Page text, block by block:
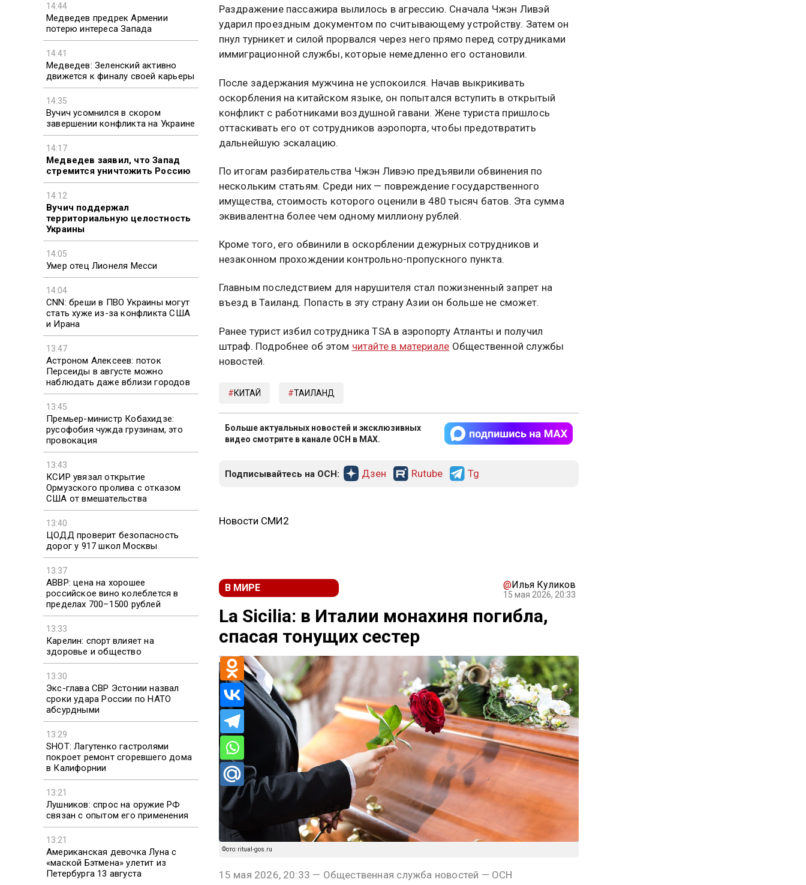
14:44
Медведев предрек Армении
потерю интереса Запада
14:41
Медведев: Зеленский активно
движется к финалу своей карьеры
14:35
Вучич усомнился в скором
завершении конфликта на Украине
14:17
Медведев заявил, что Запад
стремится уничтожить Россию
14:12
Вучич поддержал
территориальную целостность
Украины
14:05
Умер отец Лионеля Месси
14:04
CNN: бреши в ПВО Украины могут
стать хуже из-за конфликта США
и Ирана
13:47
Астроном Алексеев: поток
Персеиды в августе можно
наблюдать даже вблизи городов
13:45
Премьер-министр Кобахидзе:
русофобия чужда грузинам, это
провокация
13:43
КСИР увязал открытие
Ормузского пролива с отказом
США от вмешательства
13:40
ЦОДД проверит безопасность
дорог у 917 школ Москвы
13:37
АВВР: цена на хорошее
российское вино колеблется в
пределах 700–1500 рублей
13:33
Карелин: спорт влияет на
здоровье и общество
13:30
Экс-глава СВР Эстонии назвал
сроки удара России по НАТО
абсурдными
13:29
SHOT: Лагутенко гастролями
покроет ремонт сгоревшего дома
в Калифорнии
13:21
Лушников: спрос на оружие РФ
связан с опытом его применения
13:21
Американская девочка Луна с
«маской Бэтмена» улетит из
Петербурга 13 августа
Раздражение пассажира вылилось в агрессию. Сначала Чжэн Ливэй
ударил проездным документом по считывающему устройству. Затем он
пнул турникет и силой прорвался через него прямо перед сотрудниками
иммиграционной службы, которые немедленно его остановили.
После задержания мужчина не успокоился. Начав выкрикивать
оскорбления на китайском языке, он попытался вступить в открытый
конфликт с работниками воздушной гавани. Жене туриста пришлось
оттаскивать его от сотрудников аэропорта, чтобы предотвратить
дальнейшую эскалацию.
По итогам разбирательства Чжэн Ливэю предъявили обвинения по
нескольким статьям. Среди них — повреждение государственного
имущества, стоимость которого оценили в 480 тысяч батов. Эта сумма
эквивалентна более чем одному миллиону рублей.
Кроме того, его обвинили в оскорблении дежурных сотрудников и
незаконном прохождении контрольно-пропускного пункта.
Главным последствием для нарушителя стал пожизненный запрет на
въезд в Таиланд. Попасть в эту страну Азии он больше не сможет.
Ранее турист избил сотрудника TSA в аэропорту Атланты и получил
штраф. Подробнее об этом читайте в материале Общественной службы
новостей.
КИТАЙ ТАИЛАНД
Больше актуальных новостей и эксклюзивных
видео смотрите в канале ОСН в MAX.
Подписывайтесь на ОСН: Дзен Rutube Tg
Новости СМИ2
В МИРЕ @Илья Куликов
15 мая 2026, 20:33
La Sicilia: в Италии монахиня погибла,
спасая тонущих сестер
Фото: ritual-gos.ru
15 мая 2026, 20:33 — Общественная служба новостей — ОСН